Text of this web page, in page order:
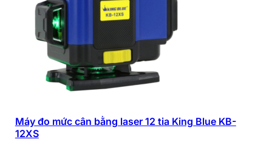
Máy đo mức cân bằng laser 12 tia King Blue KB-
12XS